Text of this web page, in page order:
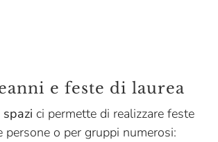
e feste di laurea
ci permette di realizzare feste
persone o per gruppi numerosi: